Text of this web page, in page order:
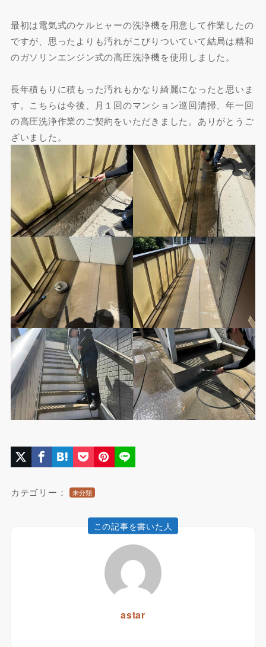
最初は電気式のケルヒャーの洗浄機を用意して作業したの
ですが、思ったよりも汚れがこびりついていて結局は精和
のガソリンエンジン式の高圧洗浄機を使用しました。
長年積もりに積もった汚れもかなり綺麗になったと思いま
す。こちらは今後、月１回のマンション巡回清掃、年一回
の高圧洗浄作業のご契約をいただきました。ありがとうご
ざいました。
カテゴリー： 未分類
この記事を書いた人
astar